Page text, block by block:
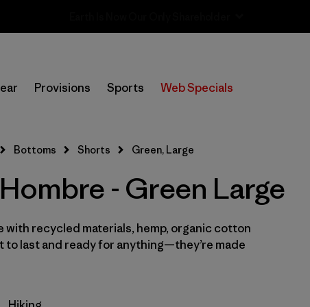
Provisions Sports Web Specials
Selecciona una tienda
Filtrar por
Size
L (11)
S (15)
Bottoms Shorts Green, Large
- Green Large
with recycled materials, hemp, organic cotton
last and ready for anything—they’re made